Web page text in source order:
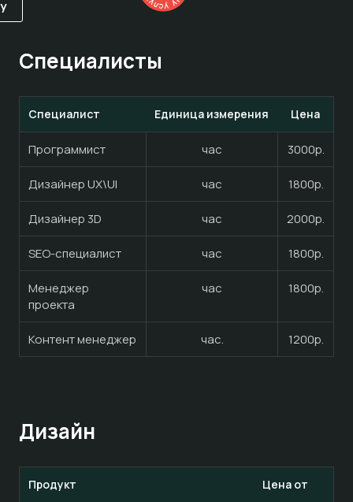
Специалисты
Специалист Единица измерения Цена
Программист час 3000р.
Дизайнер UX\UI час 1800р.
Дизайнер 3D час 2000р.
SEO-специалист час 1800р.
Менеджер
проекта
час 1800р.
Контент менеджер час. 1200р.
Дизайн
Продукт Цена от